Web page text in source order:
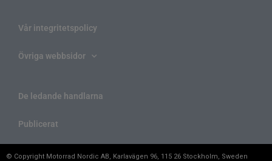
Vår integritetspolicy
Övriga webbsidor
De ledande handlarna
Publicerat
© Copyright Motorrad Nordic AB, Karlavägen 96, 115 26 Stockholm, Sweden